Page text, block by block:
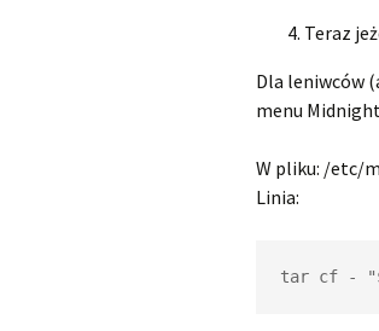
Teraz
Dla leniwców
menu
W pliku: /etc/
Linia:
tar cf -